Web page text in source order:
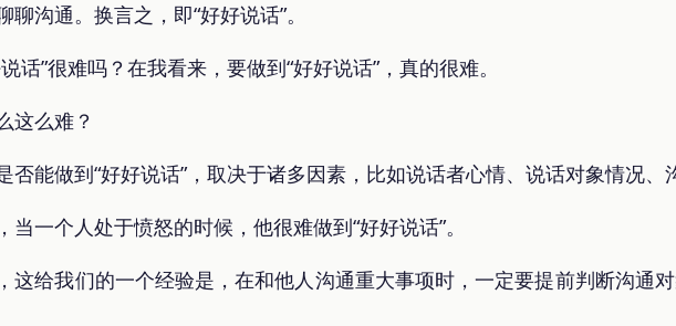
聊沟通。换言之，即“好好说话”。
话”很难吗？在我看来，要做到“好好说话”，真的很难。
这么难？
否能做到“好好说话”，取决于诸多因素，比如说话者心情、说话对象情况、
当一个人处于愤怒的时候，他很难做到“好好说话”。
这给我们的一个经验是，在和他人沟通重大事项时，一定要提前判断沟通